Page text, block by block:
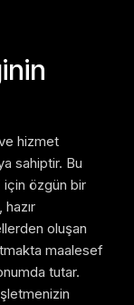
hizmet
sahiptir. Bu
için özgün bir
oluşan
maalesef
tutar.